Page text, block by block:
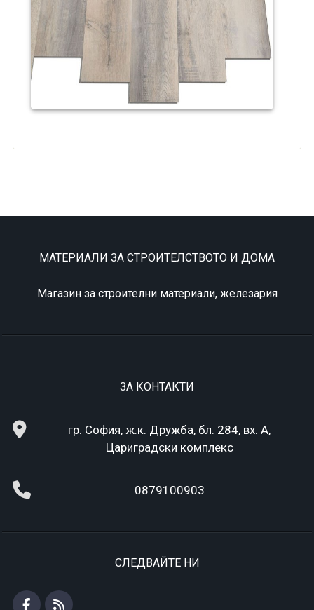
МАТЕРИАЛИ ЗА СТРОИТЕЛСТВОТО И ДОМА
Магазин за строителни материали, железария
ЗА КОНТАКТИ
гр. София, ж.к. Дружба, бл. 284, вх. А,
Цариградски комплекс
0879100903
СЛЕДВАЙТЕ НИ